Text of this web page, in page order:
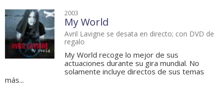
2003
My World
Avril Lavigne se desata en directo; con DVD de
regalo
My World recoge lo mejor de sus
actuaciones durante su gira mundial. No
solamente incluye directos de sus temas
más...